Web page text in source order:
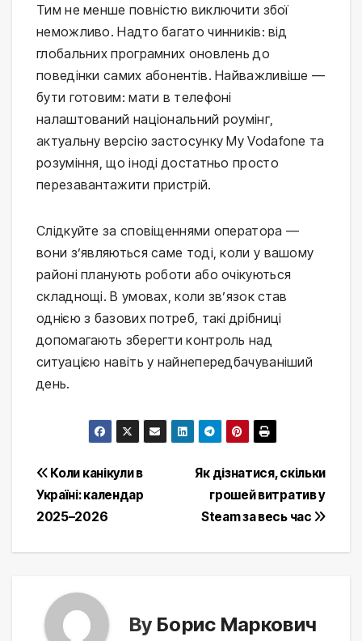
Тим не менше повністю виключити збої
неможливо. Надто багато чинників: від
глобальних програмних оновлень до
поведінки самих абонентів. Найважливіше —
бути готовим: мати в телефоні
налаштований національний роумінг,
актуальну версію застосунку My Vodafone та
розуміння, що іноді достатньо просто
перезавантажити пристрій.
Слідкуйте за сповіщеннями оператора —
вони з’являються саме тоді, коли у вашому
районі планують роботи або очікуються
складнощі. В умовах, коли зв’язок став
однією з базових потреб, такі дрібниці
допомагають зберегти контроль над
ситуацією навіть у найнепередбачуваніший
день.
Post
navigation
Як дізнатися, скільки
грошей витратив у
Steam за весь час
Коли канікули в
Україні: календар
2025–2026
By Борис Маркович